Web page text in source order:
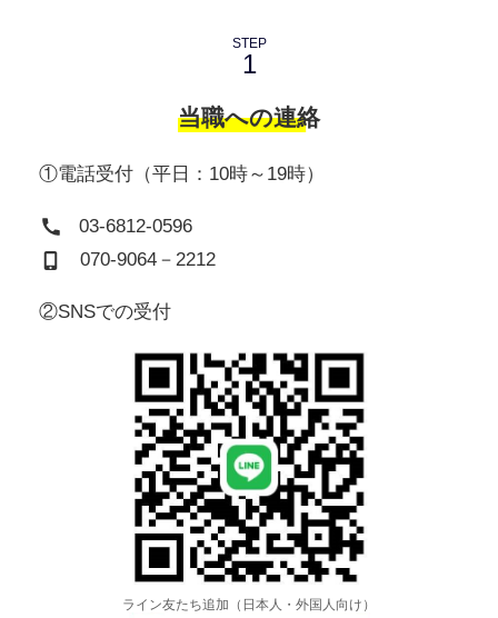
STEP
当職への連絡
①電話受付（平日：10時～19時）
03-6812-0596
070-9064－2212
②SNSでの受付
ライン友たち追加（日本人・外国人向け）